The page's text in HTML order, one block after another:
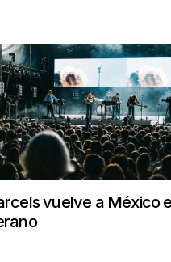
vuelve a México